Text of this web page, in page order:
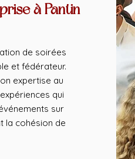
à Pantin
de soirées
et fédérateur.
expertise au
qui
sur
la cohésion de